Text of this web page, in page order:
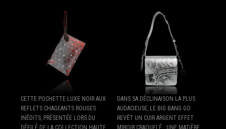
CETTE POCHETTE LUXE NOIR AUX
REFLETS CHAGEANTS ROUGES
INÉDITS, PRÉSENTÉE LORS DU
DÉFILÉ DE LA COLLECTION HAUTE
DANS SA DÉCLINAISON LA PLUS
AUDACIEUSE, LE BIG BANG GO
REVÊT UN CUIR ARGENT EFFET
MIROIR CRAQUELÉ : UNE MATIÈRE